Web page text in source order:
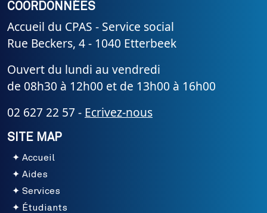
COORDONNÉES
Accueil du CPAS - Service social
Rue Beckers, 4 - 1040 Etterbeek
Ouvert du lundi au vendredi
de 08h30 à 12h00 et de 13h00 à 16h00
02 627 22 57 - Ecrivez-nous
SITE MAP
Accueil
Aides
Services
Étudiants